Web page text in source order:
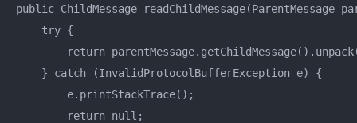
public ChildMessage readChildMessage(ParentMessage
    try {
return
    } catch (InvalidProtocolBufferException e) {
        e.printStackTrace();
        return null;